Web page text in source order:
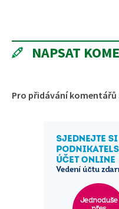
NAPSAT
Pro přidávání komentářů